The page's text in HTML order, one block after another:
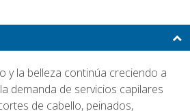
y la belleza continúa creciendo a
demanda de servicios capilares
de cabello, peinados,